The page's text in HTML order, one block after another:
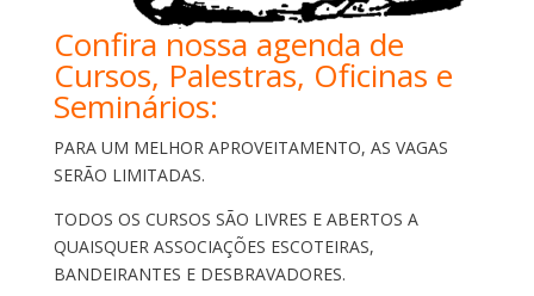
Confira nossa agenda de
Cursos, Palestras, Oficinas e
Seminários:
PARA UM MELHOR APROVEITAMENTO, AS VAGAS
SERÃO LIMITADAS.
TODOS OS CURSOS SÃO LIVRES E ABERTOS A
QUAISQUER ASSOCIAÇÕES ESCOTEIRAS,
BANDEIRANTES E DESBRAVADORES.